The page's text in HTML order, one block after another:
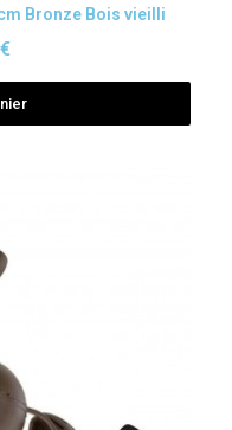
Bronze Bois vieilli